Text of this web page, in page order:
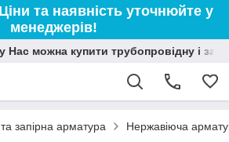
та наявність уточнюйте у
менеджерів!
можна купити трубопровідну і
запірна арматура Нержавіюча